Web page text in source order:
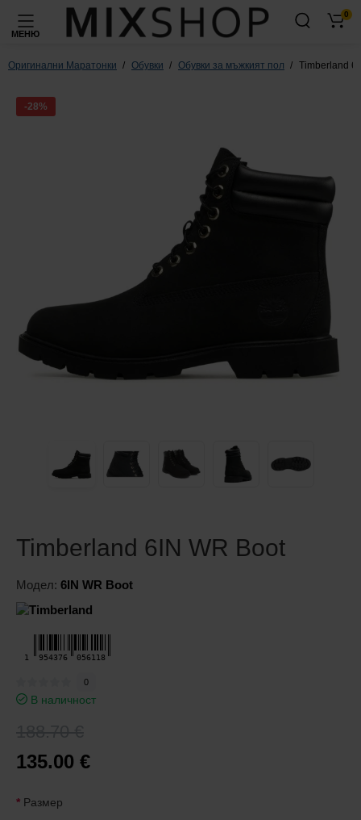
МЕНЮ
0
Оригинални Маратонки Обувки Обувки за мъжкият пол Timberland
-28%
Timberland 6IN WR Boot
Модел: 6IN WR Boot
1 954376 056118
0
В наличност
135.00 €
Размер